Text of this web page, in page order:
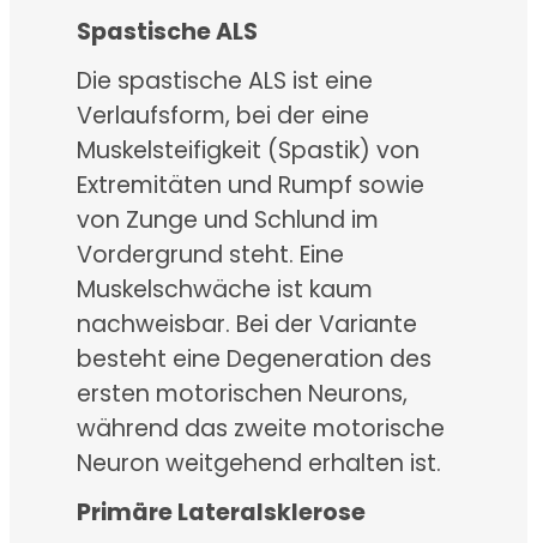
Spastische ALS
Die spastische ALS ist eine
Verlaufsform, bei der eine
Muskelsteifigkeit (Spastik) von
Extremitäten und Rumpf sowie
von Zunge und Schlund im
Vordergrund steht. Eine
Muskelschwäche ist kaum
nachweisbar. Bei der Variante
besteht eine Degeneration des
ersten motorischen Neurons,
während das zweite motorische
Neuron weitgehend erhalten ist.
Primäre Lateralsklerose